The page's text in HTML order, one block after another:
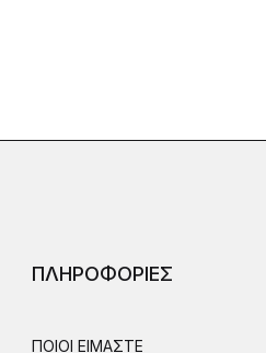
ΠΛΗΡΟΦΟΡΙΕΣ
ΠΟΙΟΙ ΕΙΜΑΣΤΕ